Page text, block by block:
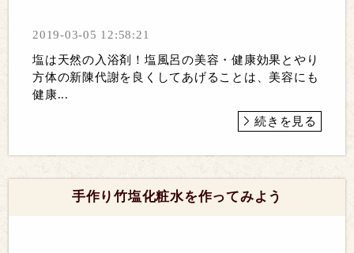
2019-03-05 12:58:21
塩は天然の入浴剤！塩風呂の美容・健康効果とやり
方体の新陳代謝を良くしてあげることは、美容にも
健康...
続きを見る
手作り竹塩化粧水を作ってみよう